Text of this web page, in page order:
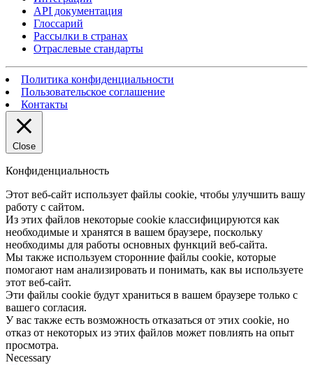
API документация
Глоссарий
Рассылки в странах
Отраслевые стандарты
Политика конфиденциальности
Пользовательское соглашение
Контакты
Close
Конфиденциальность
Этот веб-сайт использует файлы cookie, чтобы улучшить вашу
работу с сайтом.
Из этих файлов некоторые cookie классифицируются как
необходимые и хранятся в вашем браузере, поскольку
необходимы для работы основных функций веб-сайта.
Мы также используем сторонние файлы cookie, которые
помогают нам анализировать и понимать, как вы используете
этот веб-сайт.
Эти файлы cookie будут храниться в вашем браузере только с
вашего согласия.
У вас также есть возможность отказаться от этих cookie, но
отказ от некоторых из этих файлов может повлиять на опыт
просмотра.
Necessary